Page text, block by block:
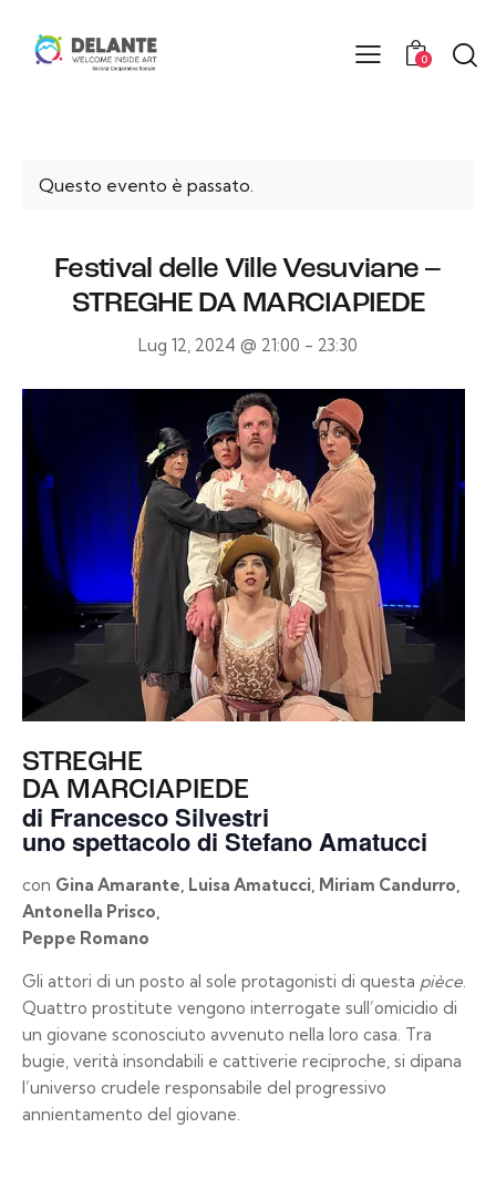
0
Questo evento è passato.
Festival delle Ville Vesuviane –
STREGHE DA MARCIAPIEDE
Lug 12, 2024 @ 21:00 - 23:30
STREGHE
DA MARCIAPIEDE
di Francesco Silvestri
uno spettacolo di Stefano Amatucci
con Gina Amarante, Luisa Amatucci, Miriam Candurro,
Antonella Prisco,
Peppe Romano
Gli attori di un posto al sole protagonisti di questa pièce
Quattro prostitute vengono interrogate sull’omicidio di
un giovane sconosciuto avvenuto nella loro casa. Tra
bugie, verità insondabili e cattiverie reciproche, si dipana
l’universo crudele responsabile del progressivo
annientamento del giovane.